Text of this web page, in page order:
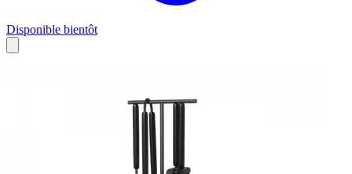
Disponible bientôt